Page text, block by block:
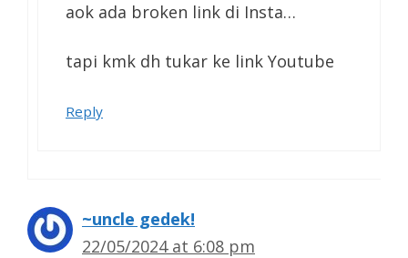
aok ada broken link di Insta…
tapi kmk dh tukar ke link Youtube
Reply
~uncle gedek!
22/05/2024 at 6:08 pm